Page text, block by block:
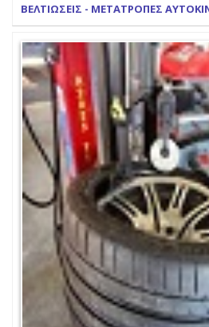
ΒΕΛΤΙΩΣΕΙΣ - ΜΕΤΑΤΡΟΠΕΣ